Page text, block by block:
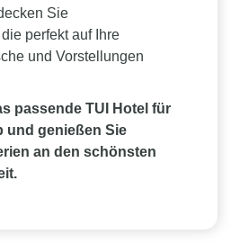
Sie
perfekt auf Ihre
und Vorstellungen
passende TUI Hotel für
und genießen Sie
an den schönsten